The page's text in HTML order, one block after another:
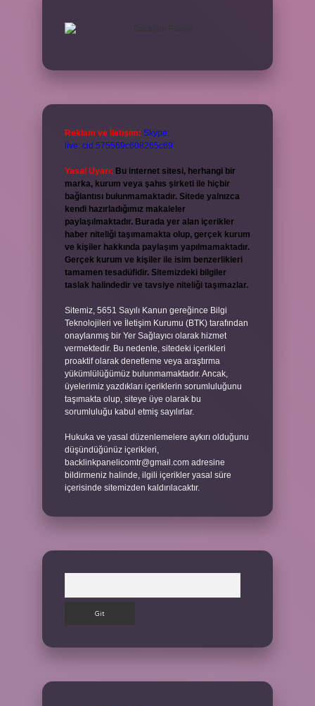
Reklam ve İletişim: Skype:
live:.cid.575569c608265c69
Yasal Uyarı: Bu internet sitesi, herhangi bir
marka, kurum veya şahıs şirketi ile hiçbir
bağlantısı bulunmamaktadır. Sitede yalnızca
kendi hazırladığımız makaleler
paylaşılmaktadır. Burada yer alan içerikler
haber niteliği taşımamakta olup, gerçek kurum
ve kişiler hakkında paylaşım yapılmamaktadır.
Gerçek kurum ve kişiler ile isim benzerlikleri
tamamen tesadüfidir. Sitemizdeki bilgiler
taslak halindedir ve tavsiye niteliği taşımazlar.
Sitemiz, 5651 Sayılı Kanun gereğince Bilgi
Teknolojileri ve İletişim Kurumu (BTK) tarafından
onaylanmış bir Yer Sağlayıcı olarak hizmet
vermektedir. Bu nedenle, sitedeki içerikleri
proaktif olarak denetleme veya araştırma
yükümlülüğümüz bulunmamaktadır. Ancak,
üyelerimiz yazdıkları içeriklerin sorumluluğunu
taşımakta olup, siteye üye olarak bu
sorumluluğu kabul etmiş sayılırlar.
Hukuka ve yasal düzenlemelere aykırı olduğunu
düşündüğünüz içerikleri,
backlinkpanelicomtr@gmail.com adresine
bildirmeniz halinde, ilgili içerikler yasal süre
içerisinde sitemizden kaldırılacaktır.